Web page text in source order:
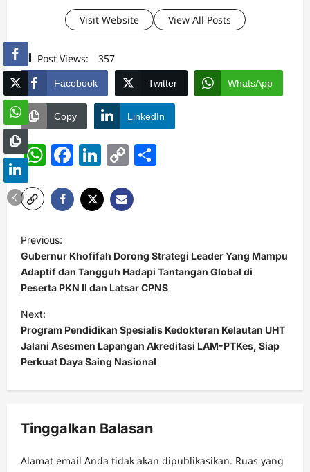
Visit Website View All Posts
Post Views: 357
Facebook Twitter WhatsApp
Copy LinkedIn
WhatsApp
Facebook
LinkedIn
Copy
P
o
s
t
n
a
v
a
i
Previous:
Gubernur Khofifah Dorong Strategi Leader Yang Mampu
Adaptif dan Tangguh Hadapi Tantangan Global di
Peserta PKN II dan Latsar CPNS
Next:
Program Pendidikan Spesialis Kedokteran Kelautan UHT
Jalani Asesmen Lapangan Akreditasi LAM-PTKes, Siap
Perkuat Daya Saing Nasional
Tinggalkan Balasan
Alamat email Anda tidak akan dipublikasikan. Ruas yang